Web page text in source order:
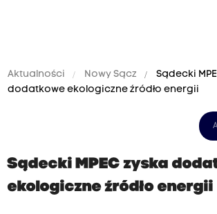
Aktualności Nowy Sącz
Sądecki
dodatkowe ekologiczne źródło energii
Sądecki MPEC zyska
ekologiczne źródło energii